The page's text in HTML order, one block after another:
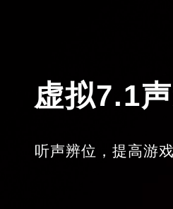
虚拟7.1
听声辨位，提高游